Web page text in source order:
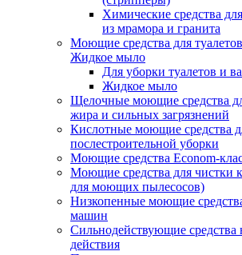
Химические средства
из мрамора и гранита
Моющие средства для
Жидкое мыло
Для уборки туалетов и
Жидкое мыло
Щелочные моющие средства
жира и сильных загрязнений
Кислотные моющие средства
послестроительной уборки
Моющие средства Econom-
Моющие средства для чистки
для моющих пылесосов)
Низкопенные моющие
машин
Сильнодействующие средства
действия